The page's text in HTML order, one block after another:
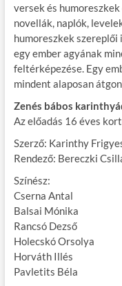
versek és
novellák, naplók,
humoreszkek szereplői
egy ember agyának
feltérképezése. Egy
mindent alaposan
Zenés bábos
Az előadás 16 éves
Szerző: Karinthy
Rendező: Bereczki
Színész:
Cserna Antal
Balsai Mónika
Rancsó Dezső
Holecskó Orsolya
Horváth Illés
Pavletits Béla